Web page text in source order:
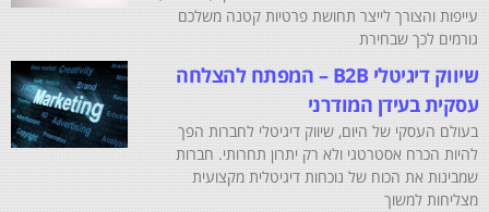
עייפות והצורך לייצר תחושת פרטיות קטנה משלכם
גורמים לכך שבחירת
שיווק דיגיטלי B2B – המפתח להצלחה
עסקית בעידן המודרני
בעולם העסקי של היום, שיווק דיגיטלי לחברות הפך
להיות הכרח אסטרטגי ולא רק יתרון תחרותי. חברות
שמבינות את הכוח של נוכחות דיגיטלית מקצועית
מצליחות למשוך